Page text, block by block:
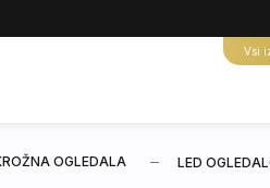
Vsi
OGLEDALA LED